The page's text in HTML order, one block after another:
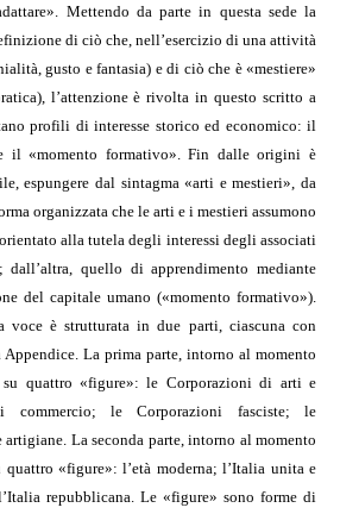
Mettendo da parte in questa sede la
di ciò che, nell’esercizio di una attività
gusto e fantasia) e di ciò che è «mestiere»
l’attenzione è rivolta in questo scritto a
profili di interesse storico ed economico: il
il «momento formativo». Fin dalle origini è
espungere dal sintagma «arti e mestieri», da
organizzata che le arti e i mestieri assumono
alla tutela degli interessi degli associati
dall’altra, quello di apprendimento mediante
del capitale umano («momento formativo»).
voce è strutturata in due parti, ciascuna con
La prima parte, intorno al momento
su quattro «figure»: le Corporazioni di arti e
commercio; le Corporazioni fasciste; le
La seconda parte, intorno al momento
«figure»: l’età moderna; l’Italia unita e
repubblicana. Le «figure» sono forme di